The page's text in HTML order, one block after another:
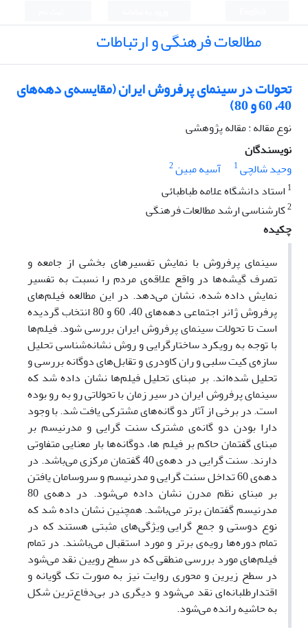
مطالعات فرهنگی و ارتباطات
تحولات در سینمای پرفروش ایران (مقایسه‌ی دهه‌های
40، 60 و 80)
نوع مقاله : مقاله پژوهشی
نویسندگان
وحید شالچی1 آسیه مبین2
1 استاد دانشگاه علامه طباطبائی
2کارشناسی ارشد مطالعات فرهنگی
چکیده
سینمای پرفروش با نمایش تفسیر‌های بخشی از جامعه و
تصرف گیشه‌ها در واقع علاقه‌ی مردم را نسبت به تفسیر
نمایش داده شده، نشان می‌دهد. در این مطالعه فیلم‌های
پرفروش ژانر اجتماعی دهه‌های 40، 60 و 80 انتخاب گردیده
است تا تحولات سینمای پرفروش ایران بررسی شود. فیلم‌ها
با توجه به رویکرد ساختارگرایی و روش نشانه‌شناسی تحلیل
سازه‌ی کیت سلبی و ران کاودری و تقابل‌های دوگانه بررسی و
تحلیل شده‌اند. بر مبنای تحلیل فیلم‌ها نشان داده شد که
سینمای پرفروش ایران در سیر زمان با تحولاتی رو به رو بوده
است. در برخی از آثار دو گانه‌های مشترکی یافت شد. با وجود
دارا بودن دو گانه‌ی مشترک سنت گرایی و مدرنیسم بر
مبنای گفتمان حاکم بر فیلم ها، دوگانه‌ها بار معنایی متفاوتی
دارند. سنت گرایی در دهه‌ی 40 گفتمان مرکزی می‌باشد. در
دهه‌ی 60 تداخل سنت گرایی و مدرنیسم و سروسامان یافتن
بر مبنای نظم مدرن نشان داده می‌شود. در دهه‌ی 80
مدرنیسم گفتمان برتر می‌باشد. همچنین نشان داده شد که
نوع دوستی و جمع گرایی ویژگی‌های مثبتی هستند که در
تمام دوره‌ها رویه‌ی برتر و مورد استقبال می‌باشند. در تمام
فیلم‌های مورد بررسی منطقی که در سطح رویین نقد می‌شود
در سطح زیرین و محوری روایت نیز به صورت تک گویانه و
اقتدارطلبانه‌ای نقد می‌شود و دیگری در بی‌دفاع‌ترین شکل
به حاشیه رانده می‌شود.